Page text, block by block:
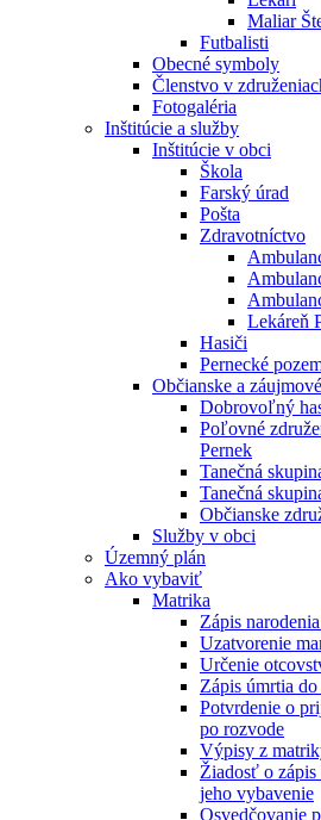
Maliar
Futbalisti
Obecné symboly
Členstvo v
Fotogaléria
Inštitúcie a služby
Inštitúcie v obci
Škola
Farský úrad
Pošta
Zdravotníctvo
Lekáreň
Hasiči
Pernecké
Občianske a
Dobrovoľný
Poľovné
Pernek
Tanečná
Tanečná
Občianske
Služby v obci
Územný plán
Ako vybaviť
Matrika
Zápis
Uzatvorenie
Určenie
Zápis úmrtia
Potvrdenie o
po rozvode
Výpisy z
Žiadosť o
jeho vybavenie
Osvedčovanie